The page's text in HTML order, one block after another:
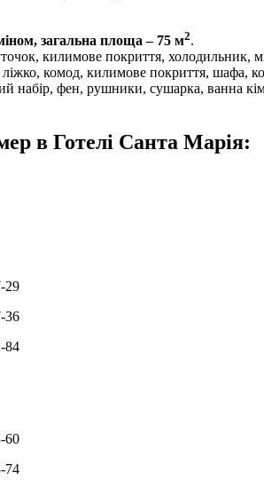
загальна площа – 75 м2.
килимове покриття, холодильник,
комод, килимове покриття, шафа,
набір, фен, рушники, сушарка, ванна
в Готелі Санта Марія:
29
36
84
60
74